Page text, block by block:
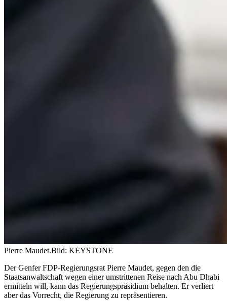
Pierre Maudet.Bild: KEYSTONE
Der Genfer FDP-Regierungsrat Pierre Maudet, gegen den die
Staatsanwaltschaft wegen einer umstrittenen Reise nach Abu Dhabi
ermitteln will, kann das Regierungspräsidium behalten. Er verliert
aber das Vorrecht, die Regierung zu repräsentieren.